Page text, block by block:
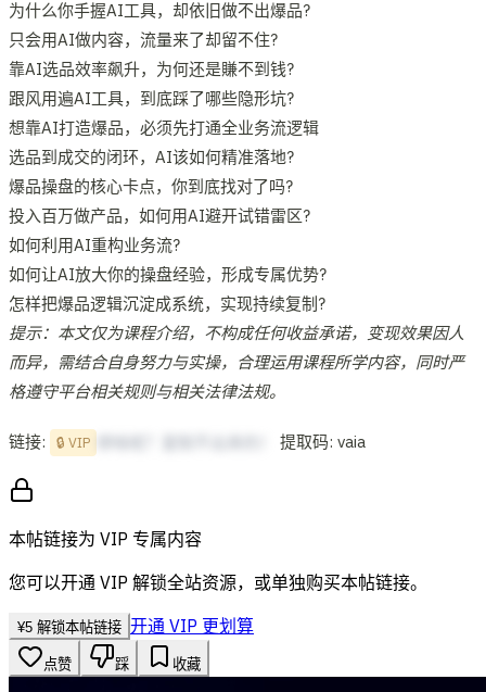
为什么你手握AI工具，却依旧做不出爆品?
只会用AI做内容，流量来了却留不住?
靠AI选品效率飙升，为何还是賺不到钱?
跟风用遍AI工具，到底踩了哪些隐形坑?
想靠AI打造爆品，必须先打通全业务流逻辑
选品到成交的闭环，AI该如何精准落地?
爆品操盘的核心卡点，你到底找对了吗?
投入百万做产品，如何用AI避开试错雷区?
如何利用AI重构业务流?
如何让AI放大你的操盘经验，形成专属优势?
怎样把爆品逻辑沉淀成系统，实现持续复制?
提示：本文仅为课程介绍，不构成任何收益承诺，变现效果因人
而异，需结合自身努力与实操，合理运用课程所学内容，同时严
格遵守平台相关规则与相关法律法规。
链接: 🔒 VIP 提取码: vaia
本帖链接为 VIP 专属内容
您可以开通 VIP 解锁全站资源，或单独购买本帖链接。
¥5 解锁本帖链接 开通 VIP 更划算
点赞 踩 收藏